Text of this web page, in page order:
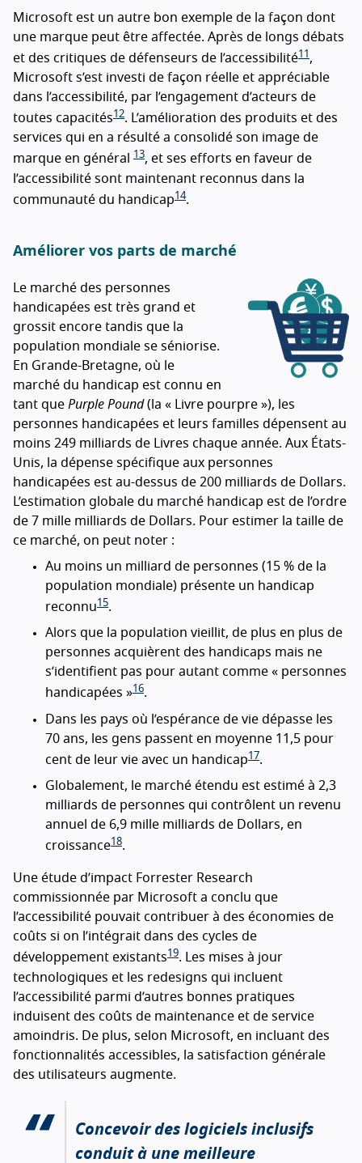
Microsoft est un autre bon exemple de la façon dont
une marque peut être affectée. Après de longs débats
et des critiques de défenseurs de l’accessibilité11 ,
Microsoft s’est investi de façon réelle et appréciable
dans l’accessibilité, par l’engagement d’acteurs de
toutes capacités12. L’amélioration des produits et des
services qui en a résulté a consolidé son image de
marque en général
13, et ses efforts en faveur de
l’accessibilité sont maintenant reconnus dans la
communauté du handicap14.
Améliorer vos parts de marché
Le marché des personnes
handicapées est très grand et
grossit encore tandis que la
population mondiale se séniorise.
En Grande-Bretagne, où le
marché du handicap est connu en
tant que Purple Pound(la « Livre pourpre »), les
personnes handicapées et leurs familles dépensent au
moins 249 milliards de Livres chaque année. Aux États-
Unis, la dépense spécifique aux personnes
handicapées est au-dessus de 200 milliards de Dollars.
L’estimation globale du marché handicap est de l’ordre
de 7 mille milliards de Dollars. Pour estimer la taille de
ce marché, on peut noter :
Au moins un milliard de personnes (15 % de la
population mondiale) présente un handicap
reconnu15.
Alors que la population vieillit, de plus en plus de
personnes acquièrent des handicaps mais ne
s’identifient pas pour autant comme « personnes
handicapées »16.
Dans les pays où l’espérance de vie dépasse les
70 ans, les gens passent en moyenne 11,5 pour
cent de leur vie avec un handicap17.
Globalement, le marché étendu est estimé à 2,3
milliards de personnes qui contrôlent un revenu
annuel de 6,9 mille milliards de Dollars, en
croissance18.
Une étude d’impact Forrester Research
commissionnée par Microsoft a conclu que
l’accessibilité pouvait contribuer à des économies de
coûts si on l’intégrait dans des cycles de
développement existants19. Les mises à jour
technologiques et les redesigns qui incluent
l’accessibilité parmi d’autres bonnes pratiques
induisent des coûts de maintenance et de service
amoindris. De plus, selon Microsoft, en incluant des
fonctionnalités accessibles, la satisfaction générale
des utilisateurs augmente.
Concevoir des logiciels inclusifs
conduit à une meilleure